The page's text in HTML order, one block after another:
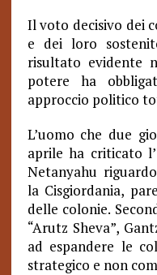
Il voto decisivo dei
e dei loro
risultato evidente
potere ha
approccio politico
L’uomo che due
aprile ha criticato
Netanyahu
la Cisgiordania,
delle colonie.
“Arutz Sheva”,
ad espandere le
strategico e non